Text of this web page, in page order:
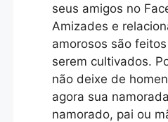
seus amigos no
Amizades e
amorosos são
serem cultivados.
não deixe de
agora sua
namorado, pai ou